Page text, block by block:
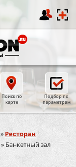
Поиск по
карте
Подбор по
параметрам
» Ресторан
» Банкетный зал